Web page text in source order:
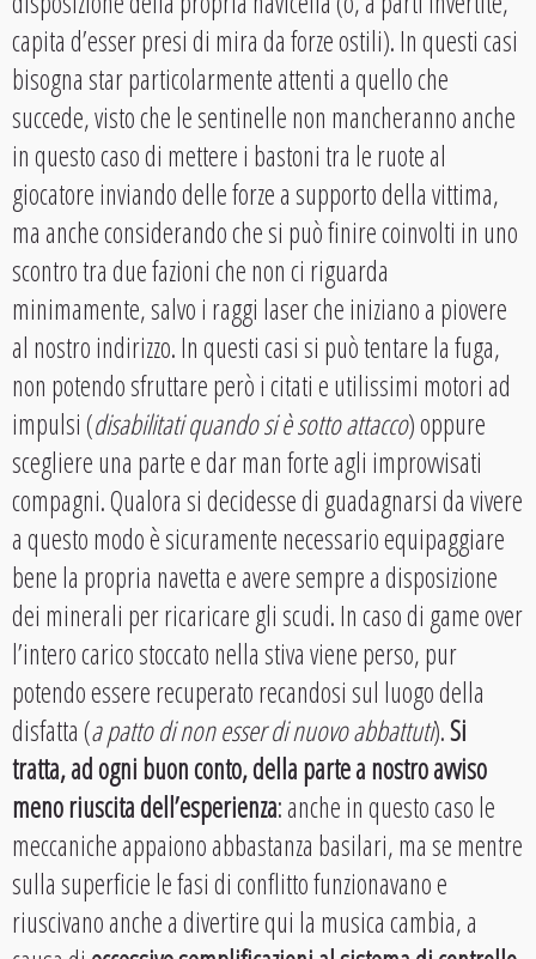
capita d’esser presi di mira da forze ostili). In questi casi
bisogna star particolarmente attenti a quello che
succede, visto che le sentinelle non mancheranno anche
in questo caso di mettere i bastoni tra le ruote al
giocatore inviando delle forze a supporto della vittima,
ma anche considerando che si può finire coinvolti in uno
scontro tra due fazioni che non ci riguarda
minimamente, salvo i raggi laser che iniziano a piovere
al nostro indirizzo. In questi casi si può tentare la fuga,
non potendo sfruttare però i citati e utilissimi motori ad
impulsi (disabilitati quando si è sotto attacco) oppure
scegliere una parte e dar man forte agli improvvisati
compagni. Qualora si decidesse di guadagnarsi da vivere
a questo modo è sicuramente necessario equipaggiare
bene la propria navetta e avere sempre a disposizione
dei minerali per ricaricare gli scudi. In caso di game over
l’intero carico stoccato nella stiva viene perso, pur
potendo essere recuperato recandosi sul luogo della
disfatta (a patto di non esser di nuovo abbattuti).Si
tratta, ad ogni buon conto, della parte a nostro avviso
meno riuscita dell’esperienza: anche in questo caso le
meccaniche appaiono abbastanza basilari, ma se mentre
sulla superficie le fasi di conflitto funzionavano e
riuscivano anche a divertire qui la musica cambia, a